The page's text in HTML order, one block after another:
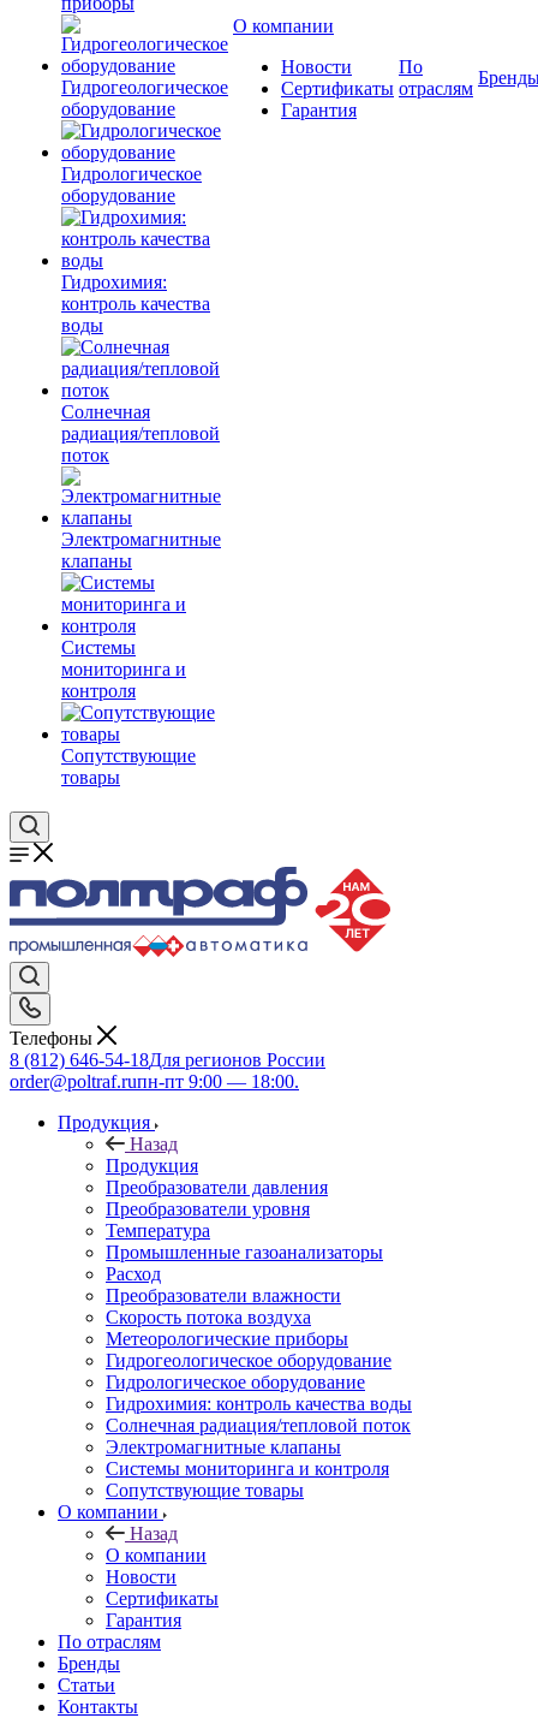
Гидрогеологическое
оборудование
Гидрологическое
оборудование
Гидрохимия:
контроль качества
воды
Солнечная
радиация/тепловой
поток
Электромагнитные
клапаны
Системы
мониторинга и
контроля
Сопутствующие
товары
О компании
Новости
Сертификаты
Гарантия
По
отраслям
Телефоны
8 (812) 646-54-18Для регионов России
order@poltraf.ruпн-пт 9:00 — 18:00.
Продукция
Назад
Продукция
Преобразователи давления
Преобразователи уровня
Температура
Промышленные газоанализаторы
Расход
Преобразователи влажности
Скорость потока воздуха
Метеорологические приборы
Гидрогеологическое оборудование
Гидрологическое оборудование
Гидрохимия: контроль качества воды
Солнечная радиация/тепловой поток
Электромагнитные клапаны
Системы мониторинга и контроля
Сопутствующие товары
О компании
Назад
О компании
Новости
Сертификаты
Гарантия
По отраслям
Бренды
Статьи
Контакты